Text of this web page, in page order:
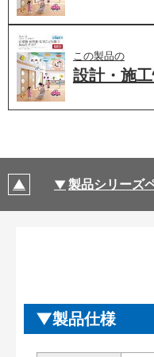
この製品の
設計・施
製品シリーズ
製品仕様